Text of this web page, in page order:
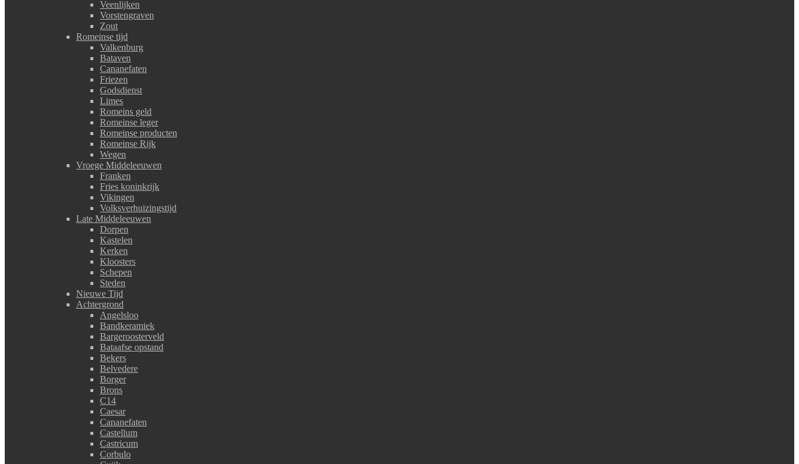
Veenlijken
Vorstengraven
Zout
Romeinse tijd
Valkenburg
Bataven
Cananefaten
Friezen
Godsdienst
Limes
Romeins geld
Romeinse leger
Romeinse producten
Romeinse Rijk
Wegen
Vroege Middeleeuwen
Franken
Fries koninkrijk
Vikingen
Volksverhuizingstijd
Late Middeleeuwen
Dorpen
Kastelen
Kerken
Kloosters
Schepen
Steden
Nieuwe Tijd
Achtergrond
Angelsloo
Bandkeramiek
Bargeroosterveld
Bataafse opstand
Bekers
Belvedere
Borger
Brons
C14
Caesar
Cananefaten
Castellum
Castricum
Corbulo